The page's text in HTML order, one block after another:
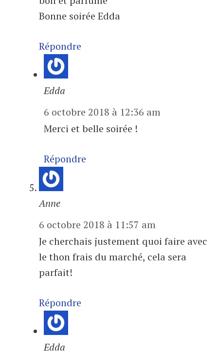
Bonne soirée Edda
Répondre
Edda
6 octobre 2018 à 12:36 am
Merci et belle soirée !
Répondre
Anne
6 octobre 2018 à 11:57 am
Je cherchais justement quoi faire avec
le thon frais du marché, cela sera
parfait!
Répondre
Edda